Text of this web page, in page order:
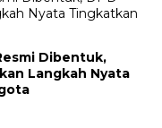
Dibentuk,
Langkah Nyata